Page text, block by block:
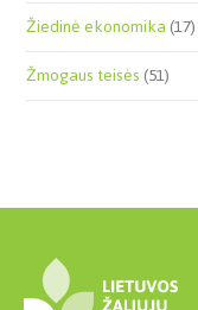
Žiedinė ekonomika(17)
Žmogaus teisės(51)